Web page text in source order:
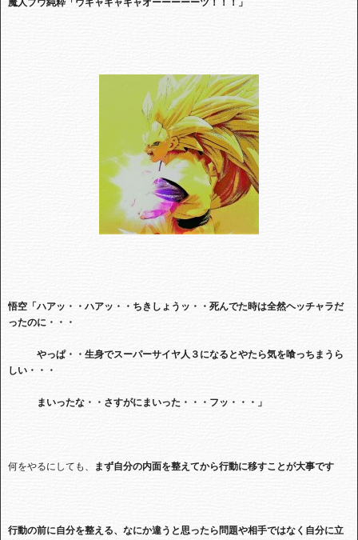
魔人ブウ純粋「ウギャギャギャオーーーーーツ！！！」
悟空「ハアッ・・ハアッ・・ちきしょうッ・・死んでた時は全然ヘッチャラだ
ったのに・・・
やっぱ・・生身でスーパーサイヤ人３になるとやたら気を喰っちまうら
しい・・・
まいったな・・さすがにまいった・・・フッ・・・」
何をやるにしても、 まず自分の内面を整えてから行動に移すことが大事です
行動の前に自分を整える、なにか違うと思ったら問題や相手ではなく自分に立